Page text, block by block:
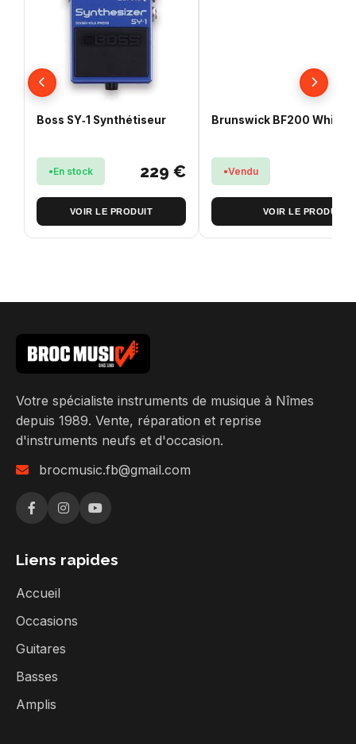
Boss SY‑1 Synthétiseur
En stock 229 €
VOIR LE PRODUIT
Brunswick BF200 White
Vendu
VOIR LE PRODUIT
Votre spécialiste instruments de musique à Nîmes
depuis 1989. Vente, réparation et reprise
d'instruments neufs et d'occasion.
brocmusic.fb@gmail.com
Liens rapides
Accueil
Occasions
Guitares
Basses
Amplis